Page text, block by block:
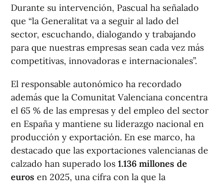
Durante su intervención, Pascual ha señalado
que “la Generalitat va a seguir al lado del
sector, escuchando, dialogando y trabajando
para que nuestras empresas sean cada vez más
competitivas, innovadoras e internacionales”.
El responsable autonómico ha recordado
además que la Comunitat Valenciana concentra
el 65 % de las empresas y del empleo del sector
en España y mantiene su liderazgo nacional en
producción y exportación. En ese marco, ha
destacado que las exportaciones valencianas de
calzado han superado los 1.136 millones de
euros en 2025, una cifra con la que la